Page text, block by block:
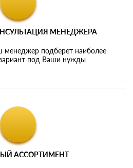
МЕНЕДЖЕРА
менеджер подберет наиболее
под Ваши нужды
АССОРТИМЕНТ